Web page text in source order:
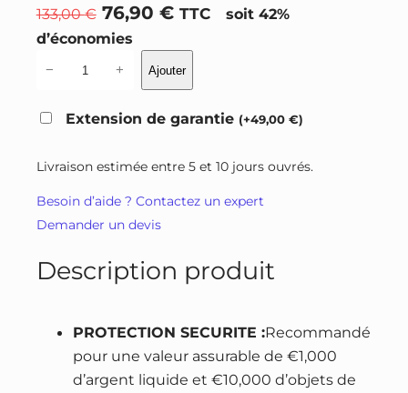
133,00€ L
e
i
i
i
t
a
é
t
a
76,90 €L
p
r
i
x
a
t
l
s
t
TTC
soit 42%
d’économies
a
t
é
e
− + Ajouter
Extension de garantie (+49,00 €)
Livraison estimée entre 5 et 10 jours ouvrés.
Besoin d’aide ? Contactez un expert
Demander un devis
Description produit
PROTECTION SECURITE :Recommandé
pour une valeur assurable de €1,000
d’argent liquide et €10,000 d’objets de